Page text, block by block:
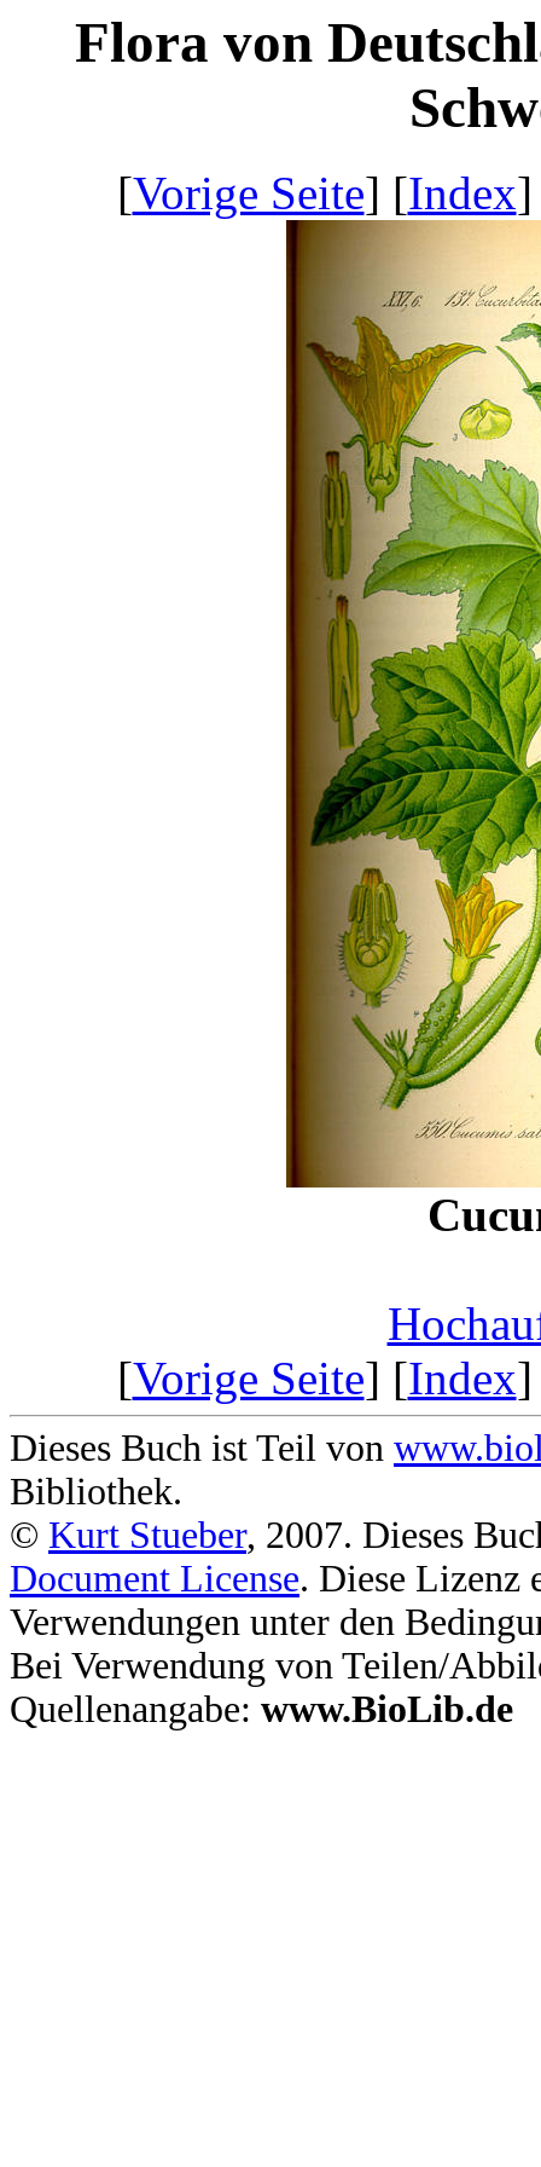
Flora von
[Vorige Seite] [Index
[Vorige Seite] [Index
Dieses Buch ist Teil von
Bibliothek.
© Kurt Stueber, 2007. Dieses
Document License. Diese Lizenz
Verwendungen unter den
Bei Verwendung von Teilen/
Quellenangabe: www.BioLib.de